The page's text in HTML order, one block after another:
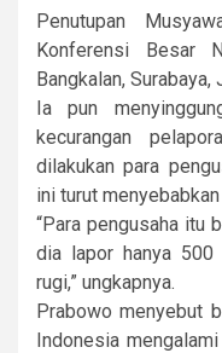
Penutupan
Konferensi Besar
Bangkalan,
Ia pun
kecurangan
dilakukan para
ini turut
“Para pengusaha itu
dia lapor hanya 500
rugi,” ungkapnya.
Prabowo menyebut
Indonesia